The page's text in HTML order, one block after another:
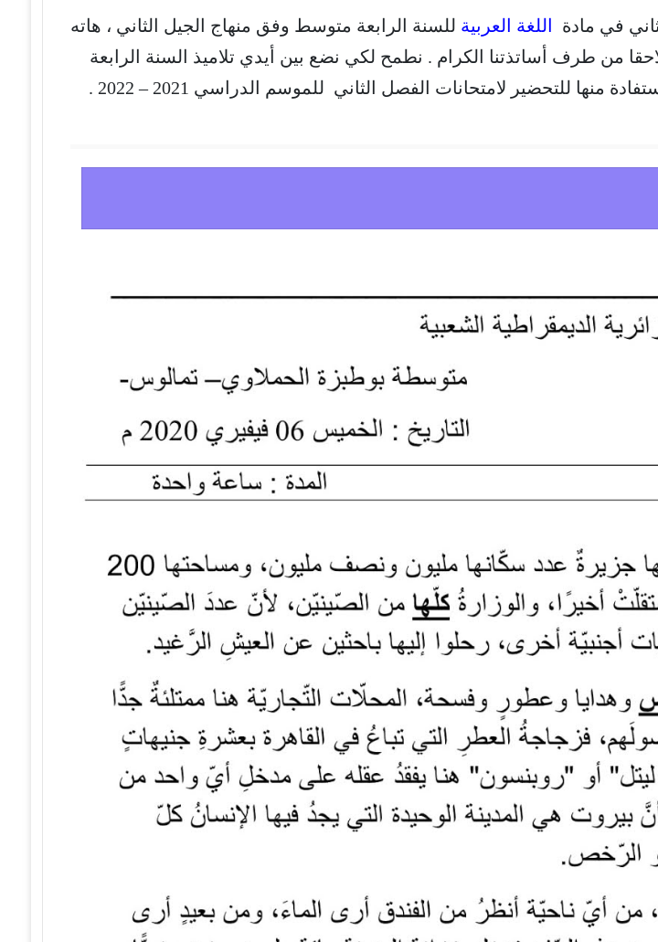
في مادة اللغة العربية للسنة الرابعة متوسط وفق منهاج الجيل الثاني ، هاته
من طرف أساتذتنا الكرام . نطمح لكي نضع بين أيدي تلاميذ السنة الرابعة
منها للتحضير لامتحانات الفصل الثاني للموسم الدراسي 2021 – 2022 .